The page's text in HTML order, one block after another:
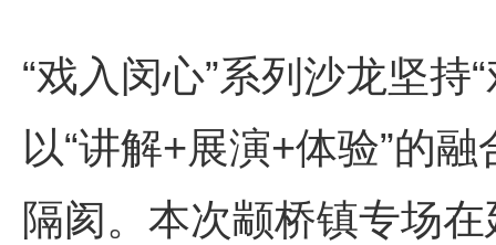
“戏入闵心”系列沙龙坚
以“讲解+展演+体验”的
隔阂。本次颛桥镇专场